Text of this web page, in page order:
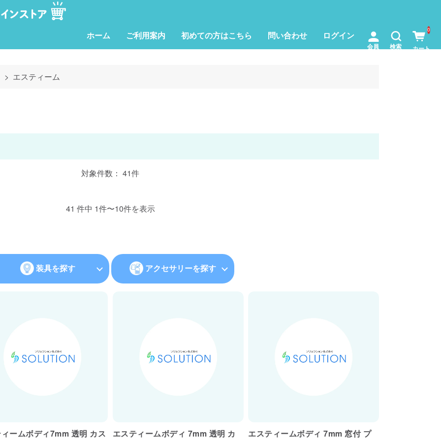
ホーム ご利用案内 初めての方はこちら 問い合わせ ログイン 0
エスティーム
対象件数： 41件
41 件中 1件〜10件を表示
装具を探す アクセサリーを探す
ームボディ7mm 透明 カス
エスティームボディ 7mm 透明 カ
エスティームボディ 7mm 窓付 プ